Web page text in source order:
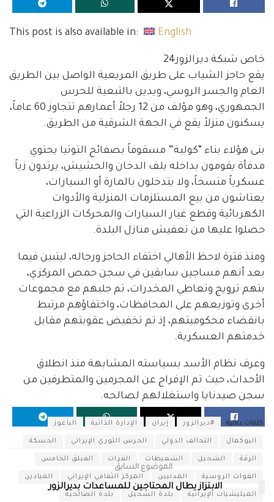
This post is also available in: English
خاص شبكة ديرالزور24
يقع حاجز الشياب على طريق المريعية الواصل بين الطريق
العام والجسر الروسي، ويدين بالتبعية للحرس
الجمهوري، وهو مؤلف من 12 رجلاً أعمارهم تتجاوز 60 عاماً،
يسكنون منزلاً يقع في الجهة الشرقية من الطريق.
بنى هؤلاء بناء “كولبة” مسقوفاً بصفائح التوتيا يحتوي
مدفأة يقومون بداخله بلف الدخان والحشيش، يرتدون زياً
عسكرياً متسخاً، ولا يتدخلون بالمارة أو السيارات،
يعتاشون من بيع المستلزمات المنزلية والأدوات
الكهربائية وقطع غيار السيارات والمحركات الزراعية التي
حصلوا عليها من تعفيش منازل البلدة.
ومنذ فترة لاحظ الأهالي اختفاء الحاجز ورجاله، ليتبين فيما
بعد أنهم مساجين سابقين في سجن حمص المركزي،
بتهم ترويج وتعاطي المخدرات، تم جلبهم مع مجموعات
أخرى وتوزيعهم على المحافظات، واختفاؤهم مرتبط
بانقضاء محكوميتهم، إذ تم تخفيض عقوبتهم مقابل
خدمتهم العسكرية.
وعرف نظام الأسد بسياسته المشابهة منذ انطلاق
الأحداث، حيث تم الإفراج عن المجرمين والمتطرفين من
سجن صيدنايا واستغلالهم لصالحه.
كلمات دلالية: #ديرالزور إيران الإدارة الذاتية الباغوز
البوكمال التحالف الدولي الحرس الثوري الإيراني الحسكة
الرقة الشحيل الشعيطات الفرات الفيلق الخامس
القوات الروسية المدنيين المركز الثقافي الإيراني الميادين
الميليشيات الإيرانية بلدة الشحيل بلدة الصالحية
الموضوع السابق
الابتزاز يطال المحتاجين للمساعدات بديرالزور